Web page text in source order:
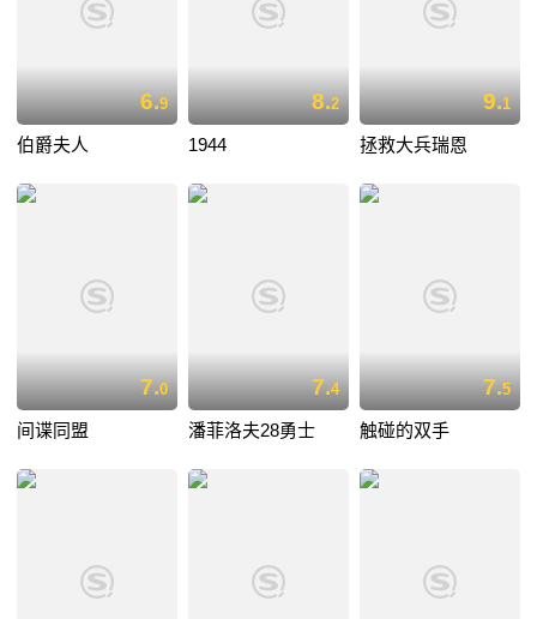
6.9
伯爵夫人
8.2
1944
9.1
拯救大兵瑞恩
7.0
间谍同盟
7.4
潘菲洛夫28勇士
7.5
触碰的双手